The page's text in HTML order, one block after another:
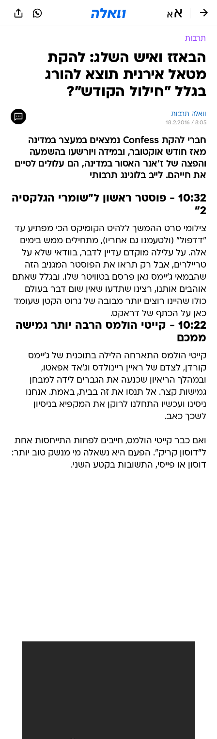
תרבות
הבאזז ואיש השלג: להקת
מטאל אירנית תוצא להורג
בגלל "חילול הקודש"?
וואלה תרבות
18.2.2016 / 8:05
חברי להקת Confess נמצאים במעצר במדינה
מאז חודש אוקטובר, ובמידה ויורשעו בהשמעה
והפצה של ז'אנר האסור במדינה, הם עלולים לסיים
את חייהם. לייב בלוגינג תרבותי
10:32 - פוסטר ראשון ל"שומרי הגלקסיה
2"
צילומי סרט ההמשך ללהיט הקומיקס הכי מפתיע עד
"דדפול" (ולטעמנו גם אחריו), מתחילים ממש בימים
אלה. על עלילה מוקדם עדיין לדבר, בוודאי שלא על
טריילרים, אבל רק תראו את הפוסטר המגניב הזה
שהבמאי ג'יימס גאן פרסם בטוויטר שלו. ובגלל שאתם
אוהבים אותנו, רצינו שתדעו שאין שום דבר בעולם
כולו שהיינו רוצים יותר מבובה של גרוט הקטן שעומד
כאן על הכתף של דראקס.
10:22 - קייטי הולמס הרבה יותר גמישה
ממכם
קייטי הולמס התארחה הלילה בתוכנית של ג'יימס
קורדן, לצדם של ראיין ריינולדס וג'אד אפאטו,
ובמהלך הריאיון שכנעה את הגברים לידה למבחן
גמישות קצר. אל תנסו את זה בבית, באמת. אנחנו
ניסינו ועכשיו התחלנו לרוקן את המקפיא בניסיון
לשכך כאב.
ואם כבר קייטי הולמס, חייבים לפחות התייחסות אחת
ל"דוסון קריק". הפעם היא נשאלה מי מנשק טוב יותר:
דוסון או פייסי, התשובות בקטע השני.